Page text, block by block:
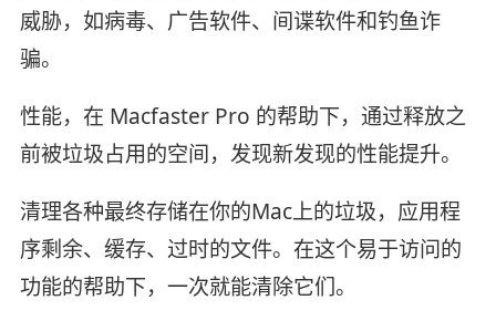
威胁，如病毒、广告软件、间谍软件和钓鱼诈
骗。
性能，在 Macfaster Pro 的帮助下，通过释放之
前被垃圾占用的空间，发现新发现的性能提升。
清理各种最终存储在你的Mac上的垃圾，应用程
序剩余、缓存、过时的文件。在这个易于访问的
功能的帮助下，一次就能清除它们。